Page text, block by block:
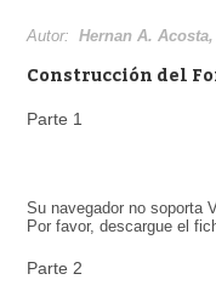
Biblioteca
Autor:Hernan A.
Construcción del
Parte 1
Su navegador no soporta
Por favor, descargue el
Parte 2